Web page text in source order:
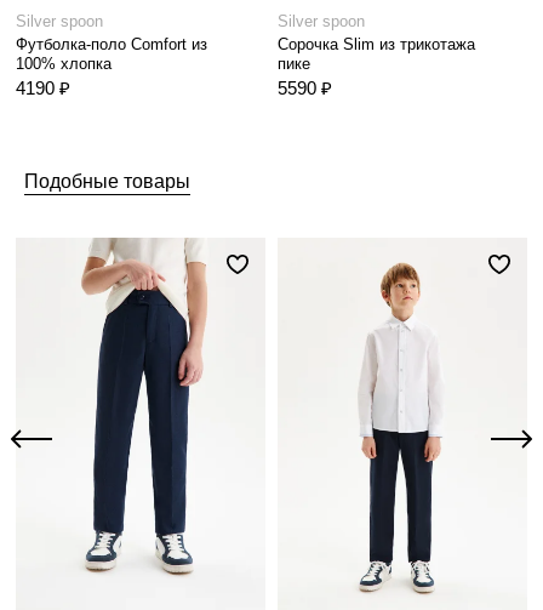
Silver spoon
Футболка-поло Comfort из
100% хлопка
4190 ₽
Silver spoon
Сорочка Slim из трикотажа
пике
5590 ₽
Подобные товары